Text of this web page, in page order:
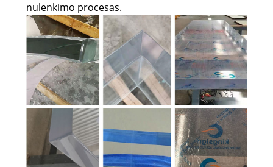
nulenkimo procesas.